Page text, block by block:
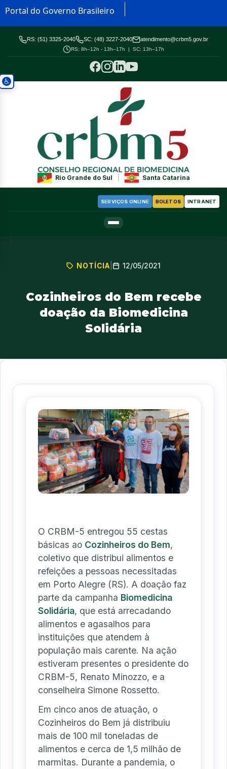
Portal do Governo Brasileiro
RS: (51) 3325-2040 SC: (48) 3227-2040 atendimento@crbm5.gov.br
RS: 8h–12h - 13h–17h | SC: 13h–17h
Rio Grande do Sul Santa Catarina
SERVIÇOS ONLINE BOLETOS INTRANET
NOTÍCIA 12/05/2021
Cozinheiros do Bem recebe
doação da Biomedicina
Solidária
O CRBM-5 entregou 55 cestas
básicas ao Cozinheiros do Bem,
coletivo que distribui alimentos e
refeições a pessoas necessitadas
em Porto Alegre (RS). A doação faz
parte da campanha Biomedicina
Solidária, que está arrecadando
alimentos e agasalhos para
instituições que atendem à
população mais carente. Na ação
estiveram presentes o presidente do
CRBM-5, Renato Minozzo, e a
conselheira Simone Rossetto.
Em cinco anos de atuação, o
Cozinheiros do Bem já distribuiu
mais de 100 mil toneladas de
alimentos e cerca de 1,5 milhão de
marmitas. Durante a pandemia, o